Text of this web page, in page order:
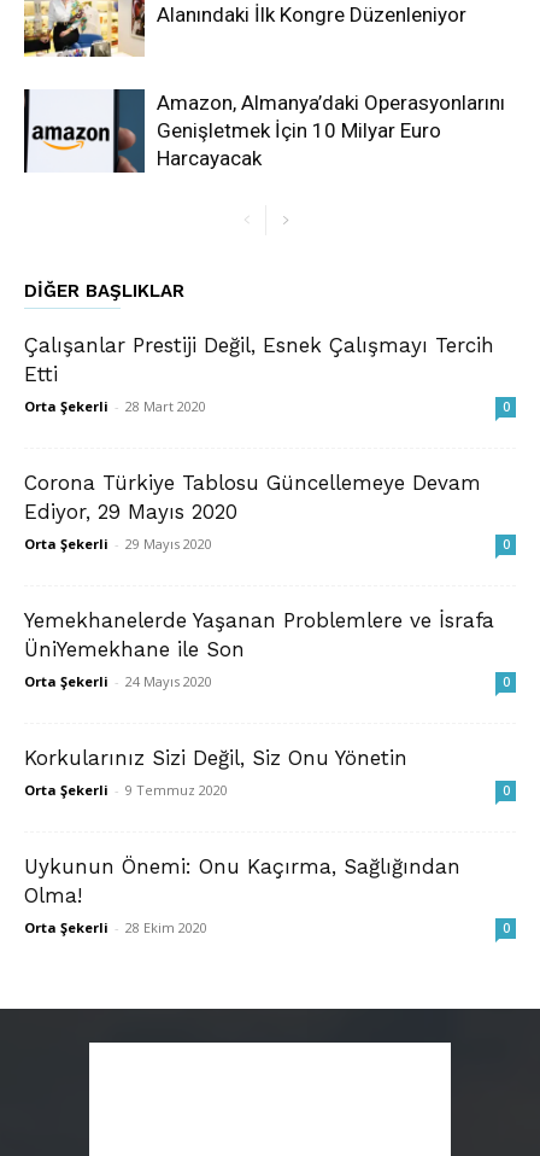
Alanındaki İlk Kongre Düzenleniyor
Amazon, Almanya’daki Operasyonlarını
Genişletmek İçin 10 Milyar Euro
Harcayacak
DIĞER BAŞLIKLAR
Çalışanlar Prestiji Değil, Esnek Çalışmayı Tercih
Etti
Orta Şekerli - 28 Mart 2020 0
Corona Türkiye Tablosu Güncellemeye Devam
Ediyor, 29 Mayıs 2020
Orta Şekerli - 29 Mayıs 2020 0
Yemekhanelerde Yaşanan Problemlere ve İsrafa
ÜniYemekhane ile Son
Orta Şekerli - 24 Mayıs 2020 0
Korkularınız Sizi Değil, Siz Onu Yönetin
Orta Şekerli - 9 Temmuz 2020 0
Uykunun Önemi: Onu Kaçırma, Sağlığından
Olma!
Orta Şekerli - 28 Ekim 2020 0